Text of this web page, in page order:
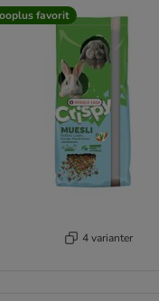
favorit
4 varianter